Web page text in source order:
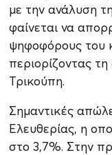
με την ανάλυση
φαίνεται να
ψηφοφόρους του
περιορίζοντας
Τρικούπη.
Σημαντικές
Ελευθερίας, η
στο 3,7%. Στην